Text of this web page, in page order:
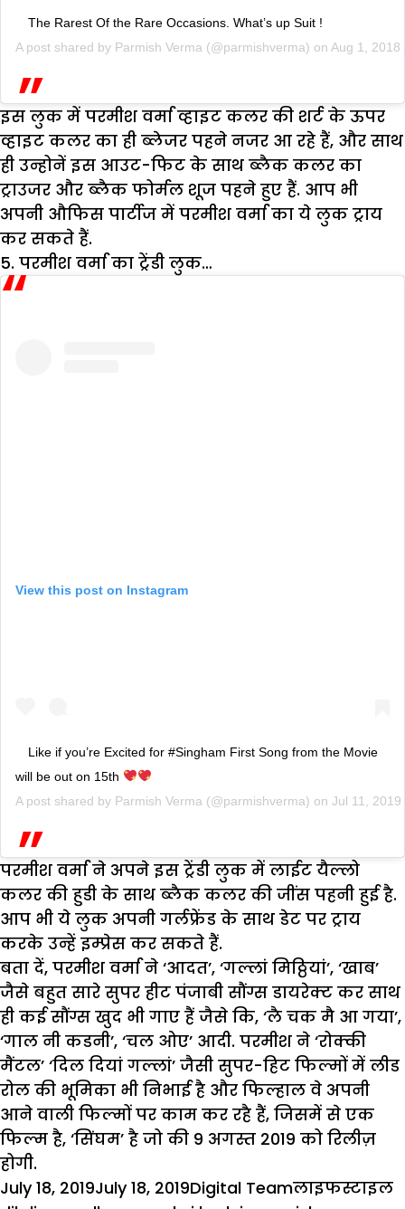
The Rarest Of the Rare Occasions. What’s up Suit !
A post shared by Parmish Verma (@parmishverma) on Aug 1, 2018
इस लुक में परमीश वर्मा व्हाइट कलर की शर्ट के ऊपर
व्हाइट कलर का ही ब्लेजर पहने नजर आ रहे हैं, और साथ
ही उन्होनें इस आउट-फिट के साथ ब्लैक कलर का
ट्राउजर और ब्लैक फोर्मल शूज पहने हुए हैं. आप भी
अपनी औफिस पार्टीज में परमीश वर्मा का ये लुक ट्राय
कर सकते हैं.
5. परमीश वर्मा का ट्रेंडी लुक…
View this post on Instagram
Like if you’re Excited for #Singham First Song from the Movie
will be out on 15th
A post shared by Parmish Verma (@parmishverma) on Jul 11,
परमीश वर्मा ने अपने इस ट्रेंडी लुक में लाईट यैल्लो
कलर की हुडी के साथ ब्लैक कलर की जींस पहनी हुई है.
आप भी ये लुक अपनी गर्लफ्रेंड के साथ डेट पर ट्राय
करके उन्हें इम्प्रेस कर सकते हैं.
बता दें, परमीश वर्मा ने ‘आदत’, ‘गल्लां मिठ्ठियां’, ‘खाब’
जैसे बहुत सारे सुपर हीट पंजाबी सौंग्स डायरेक्ट कर साथ
ही कई सौंग्स खुद भी गाए हैं जैसे कि, ‘लै चक मै आ गया’,
‘गाल नी कडनी’, ‘चल ओए’ आदी. परमीश ने ‘रोक्की
मैंटल’ ‘दिल दियां गल्लां’ जैसी सुपर-हिट फिल्मों में लीड
रोल की भूमिका भी निभाई है और फिल्हाल वे अपनी
आने वाली फिल्मों पर काम कर रहै हैं, जिसमें से एक
फिल्म है, ‘सिंघम’ है जो की 9 अगस्त 2019 को रिलीज़
होगी.
Posted
July 18, 2019July 18, 2019Author
Digital TeamCategories
लाइफस्टाइल